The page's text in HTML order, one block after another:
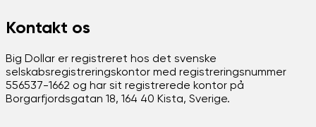
Kontakt os
Big Dollar er registreret hos det svenske
selskabsregistreringskontor med registreringsnummer
556537-1662 og har sit registrerede kontor på
Borgarfjordsgatan 18, 164 40 Kista, Sverige.